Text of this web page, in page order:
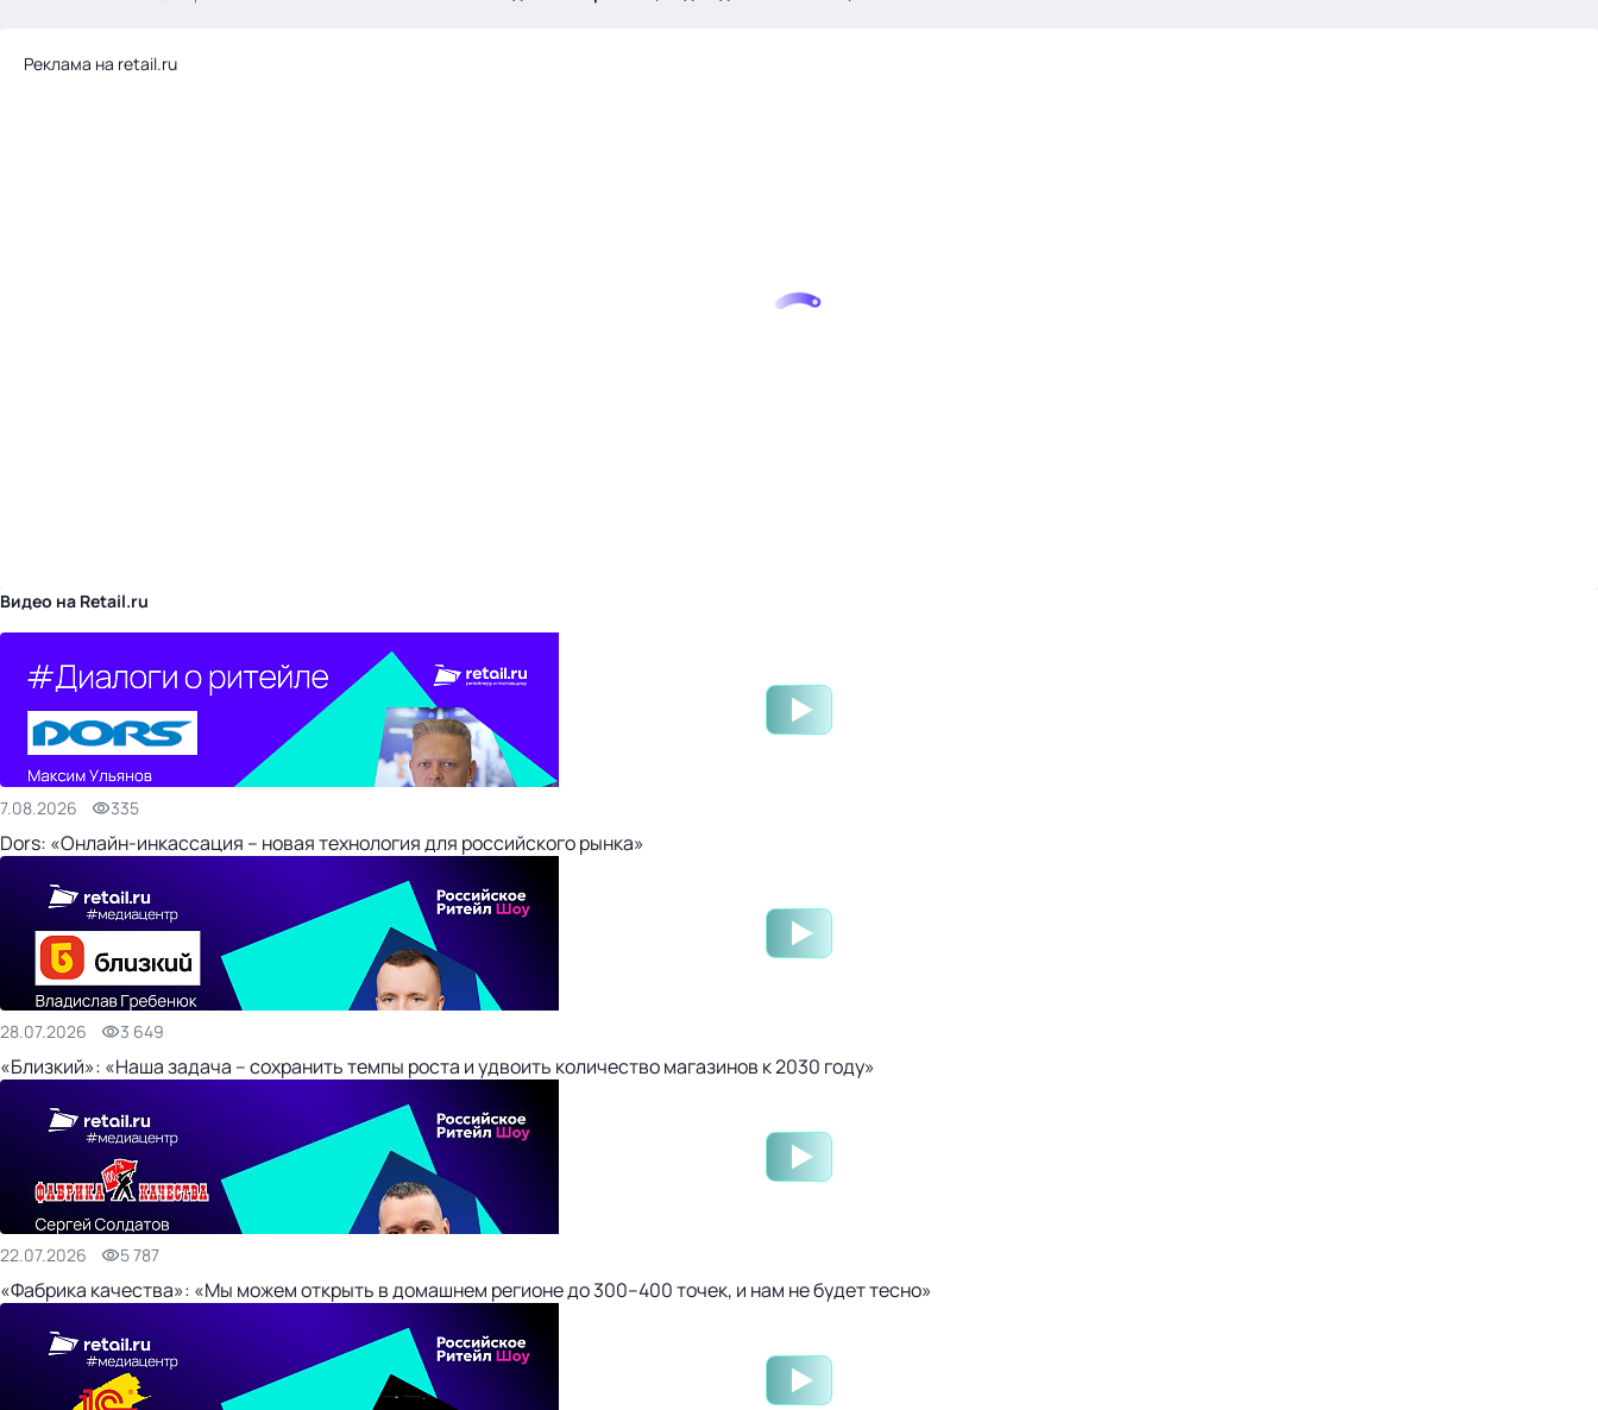
Реклама на retail.ru
Видео на Retail.ru
7.08.2026 335
Dors: «Онлайн-инкассация – новая технология для российского рынка»
28.07.2026 3 649
«Близкий»: «Наша задача – сохранить темпы роста и удвоить количество магазинов к 2030 году»
22.07.2026 5 787
«Фабрика качества»: «Мы можем открыть в домашнем регионе до 300–400 точек, и нам не будет тесно»